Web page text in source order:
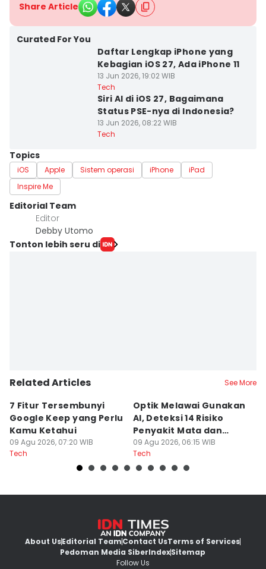
Share Article
Curated For You
Daftar Lengkap iPhone yang
Kebagian iOS 27, Ada iPhone 11
13 Jun 2026, 19:02 WIB
Tech
Siri AI di iOS 27, Bagaimana
Status PSE-nya di Indonesia?
13 Jun 2026, 08:22 WIB
Tech
Topics
iOS Apple Sistem operasi iPhone
iPad
Inspire Me
Editorial Team
Editor
Debby Utomo
Tonton lebih seru di
Related Articles See More
7 Fitur Tersembunyi
Google Keep yang Perlu
Kamu Ketahui
09 Agu 2026, 07:20 WIB
Tech
Optik Melawai Gunakan
AI, Deteksi 14 Risiko
Penyakit Mata dan
Kronis
09 Agu 2026, 06:15 WIB
Tech
About UsEditorial TeamContact UsTerms of Services
Pedoman Media SiberIndexSitemap
Follow Us